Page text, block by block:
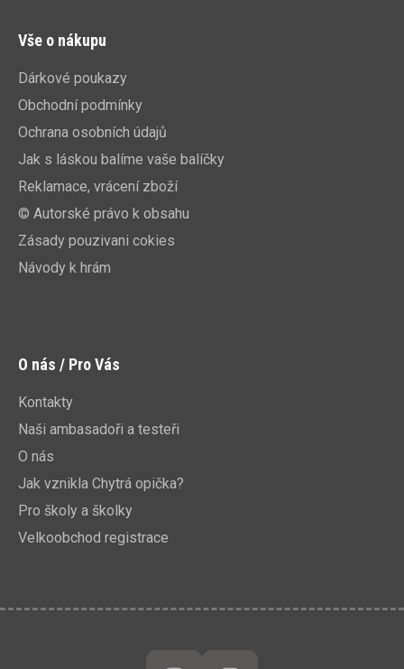
Vše o nákupu
Dárkové poukazy
Obchodní podmínky
Ochrana osobních údajů
Jak s láskou balíme vaše balíčky
Reklamace, vrácení zboží
© Autorské právo k obsahu
Zásady pouzivani cokies
Návody k hrám
O nás / Pro Vás
Kontakty
Naši ambasadoři a testeři
O nás
Jak vznikla Chytrá opička?
Pro školy a školky
Velkoobchod registrace